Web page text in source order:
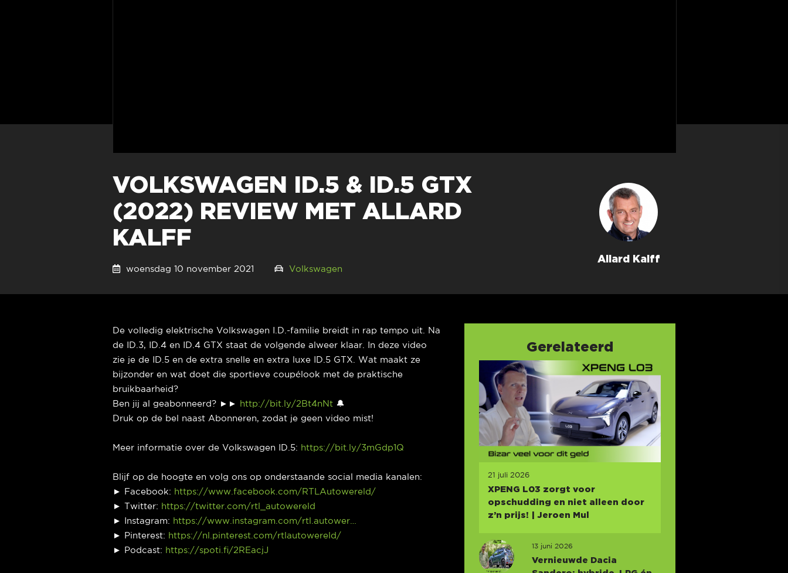
VOLKSWAGEN ID.5 & ID.5 GTX
(2022) REVIEW MET ALLARD
KALFF
woensdag 10 november 2021 Volkswagen
Allard Kalff
De volledig elektrische Volkswagen I.D.-familie breidt in rap tempo uit. Na
de ID.3, ID.4 en ID.4 GTX staat de volgende alweer klaar. In deze video
zie je de ID.5 en de extra snelle en extra luxe ID.5 GTX. Wat maakt ze
bijzonder en wat doet die sportieve coupélook met de praktische
bruikbaarheid?
Ben jij al geabonneerd? ►►
http://bit.ly/2Bt4nNt 🔔
Druk op de bel naast Abonneren, zodat je geen video mist!
Meer informatie over de Volkswagen ID.5: https://bit.ly/3mGdp1Q
Blijf op de hoogte en volg ons op onderstaande social media kanalen:
► Facebook:
https://www.facebook.com/RTLAutowereld/
► Twitter:
https://twitter.com/rtl_autowereld
► Instagram:
https://www.instagram.com/rtl.autower…
► Pinterest:
https://nl.pinterest.com/rtlautowereld/
► Podcast:
https://spoti.fi/2REacjJ
Gerelateerd
21 juli 2026
XPENG L03 zorgt voor
opschudding en niet alleen door
z’n prijs! | Jeroen Mul
13 juni 2026
Vernieuwde Dacia